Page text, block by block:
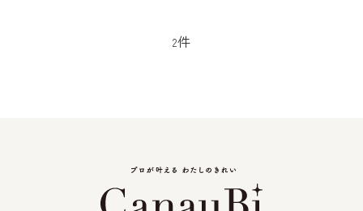
2件